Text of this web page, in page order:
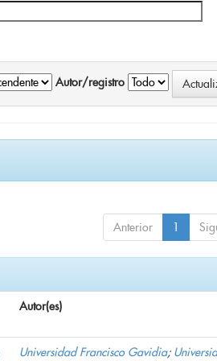
Autor/registro
Anterior 1
Autor(es)
Universidad Francisco Gavidia;